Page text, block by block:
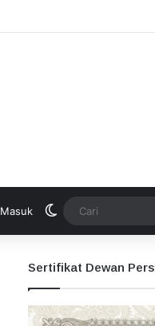
Masuk Switch skin
Sertifikat Dewan Pers